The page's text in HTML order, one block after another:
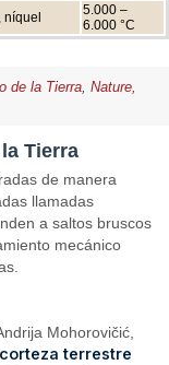
níquel
5.000 –
6.000 °C
de la Tierra, Nature,
Tierra
de manera
llamadas
a saltos bruscos
mecánico
Mohorovičić,
corteza terrestre